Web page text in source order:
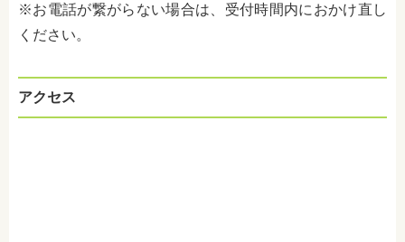
※お電話が繋がらない場合は、受付時間内におかけ直し
ください。
アクセス